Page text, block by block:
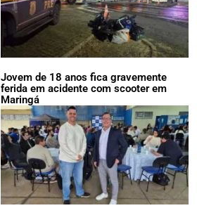
Jovem de 18 anos fica gravemente
ferida em acidente com scooter em
Maringá